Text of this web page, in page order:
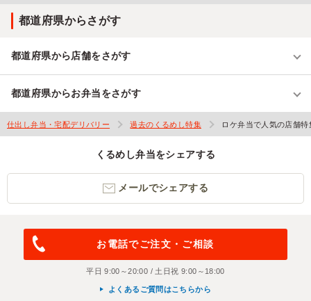
都道府県からさがす
都道府県から店舗をさがす
都道府県からお弁当をさがす
仕出し弁当・宅配デリバリー 過去のくるめし特集 ロケ弁当で人気の店舗
くるめし弁当をシェアする
メールでシェアする
お電話でご注文・ご相談
平日 9:00～20:00 / 土日祝 9:00～18:00
よくあるご質問はこちらから